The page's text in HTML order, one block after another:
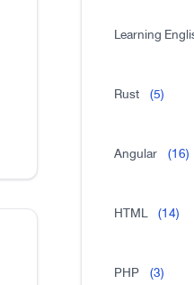
Learning
Rust (5)
Angular (16)
HTML (14)
PHP (3)